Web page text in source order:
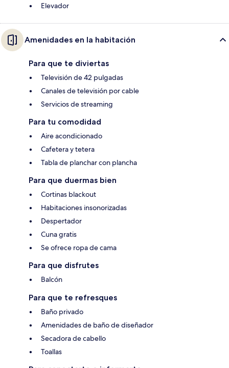
Elevador
Amenidades en la habitación
Para que te diviertas
Televisión de 42 pulgadas
Canales de televisión por cable
Servicios de streaming
Para tu comodidad
Aire acondicionado
Cafetera y tetera
Tabla de planchar con plancha
Para que duermas bien
Cortinas blackout
Habitaciones insonorizadas
Despertador
Cuna gratis
Se ofrece ropa de cama
Para que disfrutes
Balcón
Para que te refresques
Baño privado
Amenidades de baño de diseñador
Secadora de cabello
Toallas